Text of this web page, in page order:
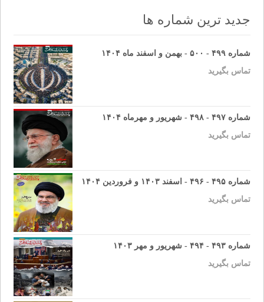
جدید ترین شماره ها
شماره ۴۹۹ - ۵۰۰ - بهمن و اسفند ماه ۱۴۰۴
تماس بگیرید
شماره ۴۹۷ - ۴۹۸ - شهریور و مهرماه ۱۴۰۴
تماس بگیرید
شماره ۴۹۵ - ۴۹۶ - اسفند ۱۴۰۳ و فروردین ۱۴۰۴
تماس بگیرید
شماره ۴۹۳ - ۴۹۴ - شهریور و مهر ۱۴۰۳
تماس بگیرید